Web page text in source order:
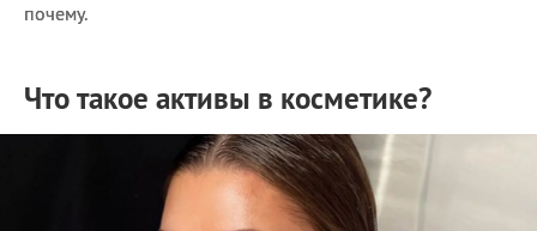
почему.
Что такое активы в косметике?